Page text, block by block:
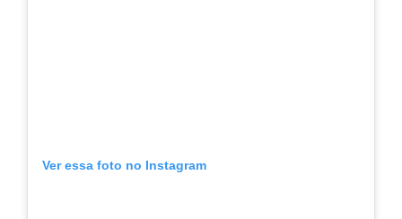
Ver essa foto no Instagram